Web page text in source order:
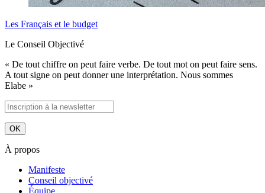
Les Français et le budget
Le Conseil Objectivé
« De tout chiffre on peut faire verbe. De tout mot on peut faire sens.
A tout signe on peut donner une interprétation. Nous sommes
Elabe »
À propos
Manifeste
Conseil objectivé
Équipe